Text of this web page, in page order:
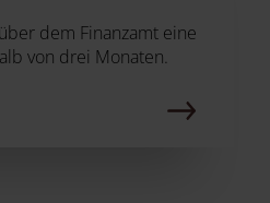
dem Finanzamt eine
von drei Monaten.